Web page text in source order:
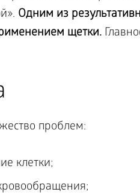
Одним из
щетки.
проблем:
клетки;